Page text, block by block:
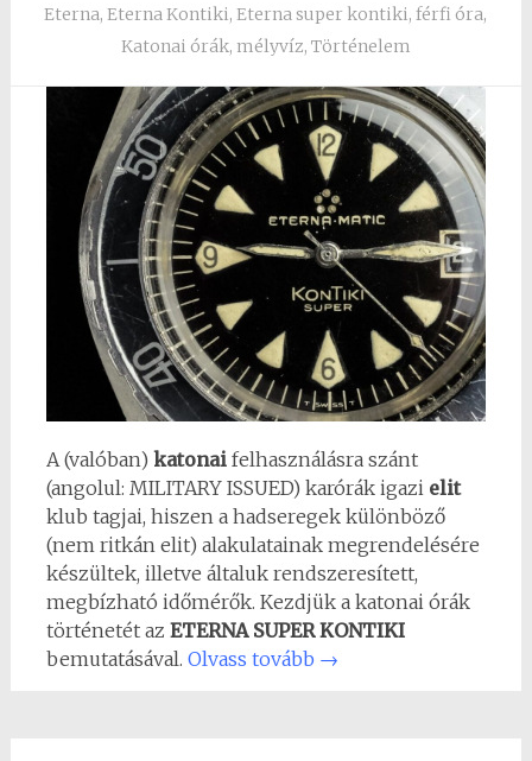
Eterna,Eterna Kontiki,Eterna super kontiki,férfi óra,
Katonai órák, mélyvíz, Történelem
A (valóban) katonaifelhasználásra szánt
(angolul: MILITARY ISSUED) karórák igazi elit
klub tagjai, hiszen a hadseregek különböző
(nem ritkán elit) alakulatainak megrendelésére
készültek, illetve általuk rendszeresített,
megbízható időmérők. Kezdjük a katonai órák
történetét az ETERNA SUPER KONTIKI
bemutatásával. Olvass tovább →